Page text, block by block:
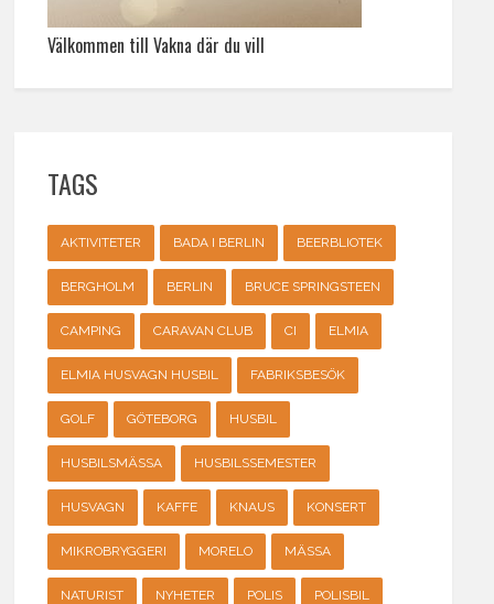
Välkommen till Vakna där du vill
TAGS
AKTIVITETER BADA I BERLIN BEERBLIOTEK
BERGHOLM BERLIN BRUCE SPRINGSTEEN
CAMPING CARAVAN CLUB CI ELMIA
ELMIA HUSVAGN HUSBIL FABRIKSBESÖK
GOLF GÖTEBORG HUSBIL
HUSBILSMÄSSA HUSBILSSEMESTER
HUSVAGN KAFFE KNAUS KONSERT
MIKROBRYGGERI MORELO MÄSSA
NATURIST NYHETER POLIS POLISBIL